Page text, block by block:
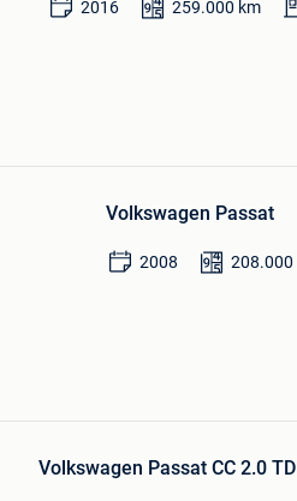
2016 259.000 km
Volkswagen Passat
2008 208.000
Volkswagen Passat CC 2.0